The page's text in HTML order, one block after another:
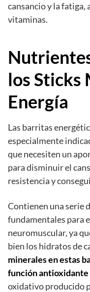
cansancio y la fatiga,
vitaminas.
los Sticks
Energía
Las barritas
especialmente
que necesiten un
para disminuir el
resistencia y
Contienen una serie
fundamentales para
neuromuscular, ya
bien los hidratos de
minerales en estas
función antioxidante
oxidativo producido